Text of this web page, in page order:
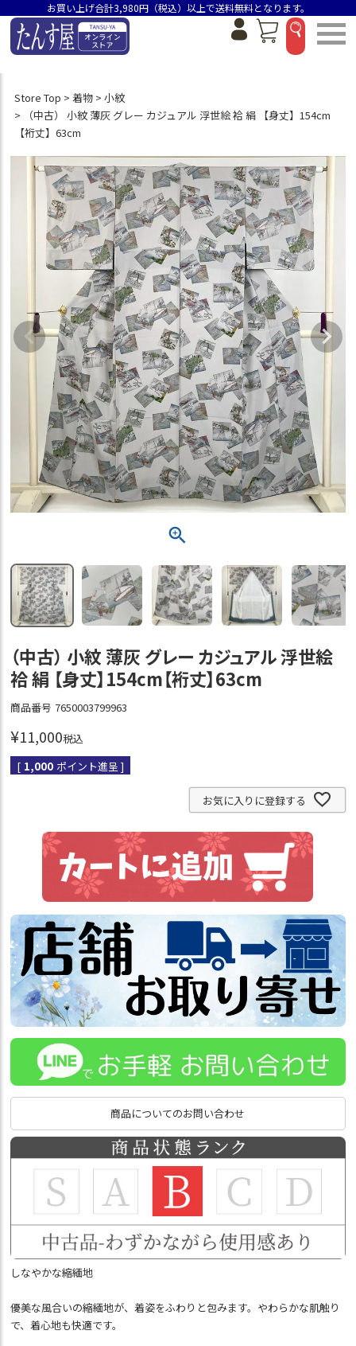
お買い上げ合計3,980円（税込）以上で送料無料となります。
Store Top 着物
小紋
（中古） 小紋 薄灰 グレー カジュアル 浮世絵 袷 絹 【身丈】154cm
【裄丈】63cm
（中古） 小紋 薄灰 グレー カジュアル 浮世絵
袷 絹 【身丈】154cm【裄丈】63cm
商品番号 7650003799963
¥11,000税込
[ 1,000 ポイント進呈 ]
お気に入りに登録する
商品についてのお問い合わせ
しなやかな縮緬地
優美な風合いの縮緬地が、着姿をふわりと包みます。やわらかな肌触り
で、着心地も快適です。